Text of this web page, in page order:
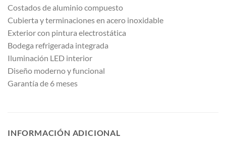
Costados de aluminio compuesto
Cubierta y terminaciones en acero inoxidable
Exterior con pintura electrostática
Bodega refrigerada integrada
Iluminación LED interior
Diseño moderno y funcional
Garantía de 6 meses
INFORMACIÓN ADICIONAL